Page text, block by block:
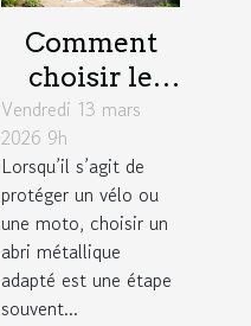
Comment
choisir le
meilleur abri
métallique
pour votre
vélo ou moto
?
Vendredi 13 mars
2026 9h
Lorsqu’il s’agit de
protéger un vélo ou
une moto, choisir un
abri métallique
adapté est une étape
souvent...